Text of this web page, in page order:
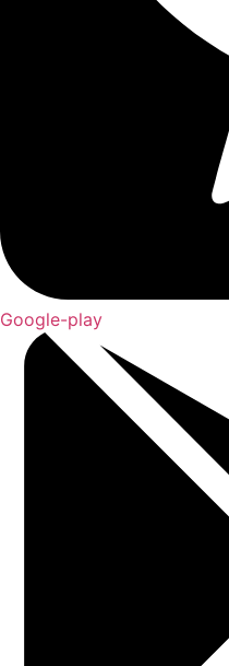
Google-play